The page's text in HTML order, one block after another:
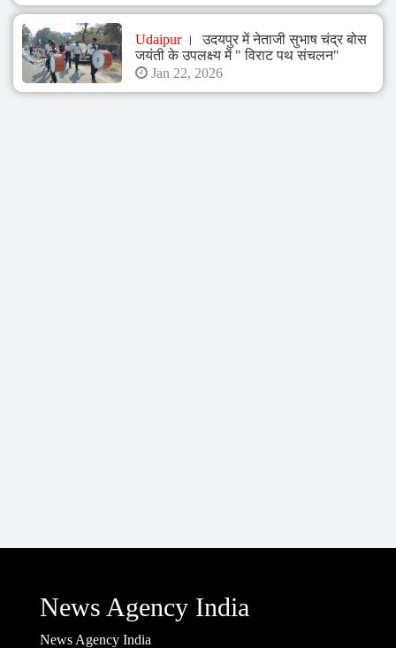
Udaipur
उदयपुर में नेताजी सुभाष चंद्र बोस
जयंती के उपलक्ष्य में " विराट पथ संचलन"
Jan 22, 2026
News Agency India
News Agency India